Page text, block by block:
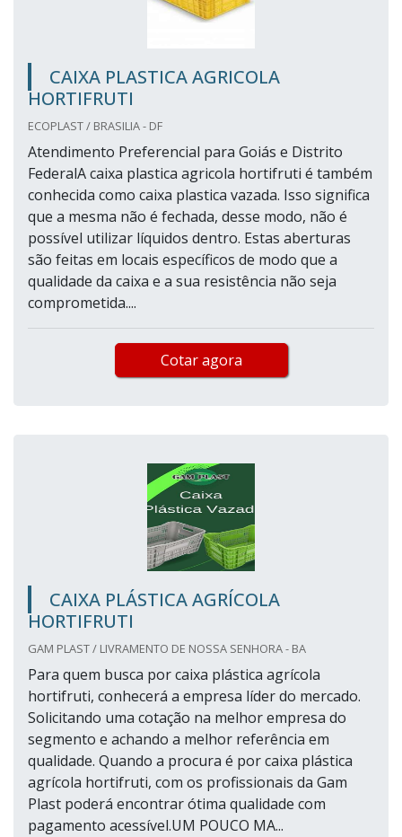
CAIXA PLASTICA AGRICOLA
HORTIFRUTI
ECOPLAST / BRASILIA - DF
Atendimento Preferencial para Goiás e Distrito
FederalA caixa plastica agricola hortifruti é também
conhecida como caixa plastica vazada. Isso significa
que a mesma não é fechada, desse modo, não é
possível utilizar líquidos dentro. Estas aberturas
são feitas em locais específicos de modo que a
qualidade da caixa e a sua resistência não seja
comprometida....
Cotar agora
CAIXA PLÁSTICA AGRÍCOLA
HORTIFRUTI
GAM PLAST / LIVRAMENTO DE NOSSA SENHORA - BA
Para quem busca por caixa plástica agrícola
hortifruti, conhecerá a empresa líder do mercado.
Solicitando uma cotação na melhor empresa do
segmento e achando a melhor referência em
qualidade. Quando a procura é por caixa plástica
agrícola hortifruti, com os profissionais da Gam
Plast poderá encontrar ótima qualidade com
pagamento acessível.UM POUCO MA...